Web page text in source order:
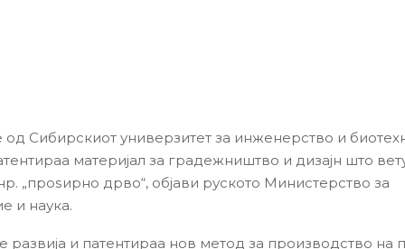
од Сибирскиот универзитет за инженерство и
материјал за градежништво и дизајн што
„проѕирно дрво“, објави руското Министерство за
и наука.
развија и патентираа нов метод за производство на